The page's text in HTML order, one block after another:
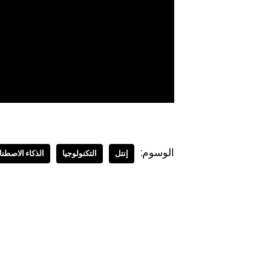
الوسوم: إنتل التكنولوجيا الذكاء